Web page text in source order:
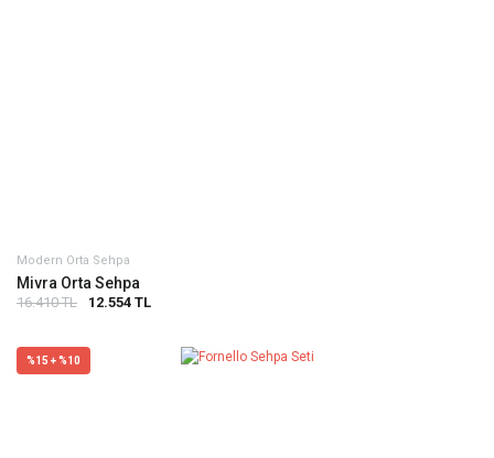
Modern Orta Sehpa
Mivra Orta Sehpa
16.410 TL 12.554 TL
%15 + %10